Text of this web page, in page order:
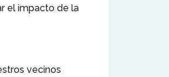
el impacto de la
vecinos